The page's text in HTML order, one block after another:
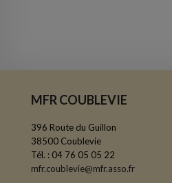
MFR COUBLEVIE
396 Route du Guillon
38500 Coublevie
Tél. : 04 76 05 05 22
mfr.coublevie@mfr.asso.fr